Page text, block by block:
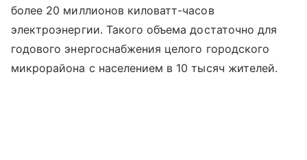
более 20 миллионов киловатт-часов
электроэнергии. Такого объема достаточно для
годового энергоснабжения целого городского
микрорайона с населением в 10 тысяч жителей.